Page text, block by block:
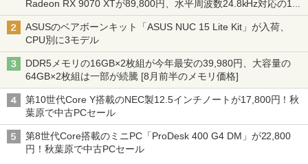
Radeon RX 9070 XTが89,800円、水平周波数24.8kHz対応の17
型モニターが9,801円、暑さ指数連動セール ほか
ASUSのベアボーンキット「ASUS NUC 15 Lite Kit」が入荷、
CPU別に3モデル
DDR5メモリの16GB×2枚組が今年最安の39,980円、大容量の
64GB×2枚組は一部が続騰 [8月前半のメモリ価格]
第10世代Core Y搭載のNEC製12.5インチノートが17,800円！秋
葉原で中古PCセール
第8世代Core搭載のミニPC「ProDesk 400 G4 DM」が22,800
円！秋葉原で中古PCセール